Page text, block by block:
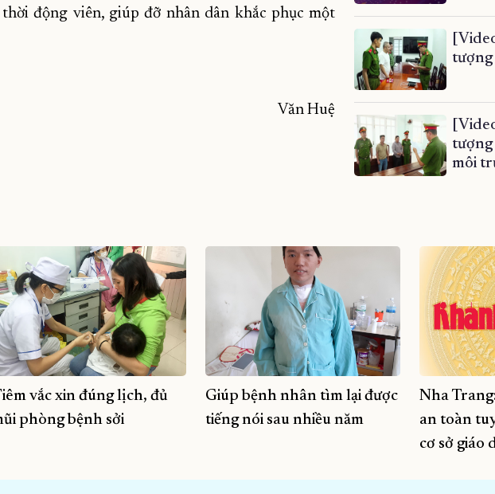
động viên, giúp đỡ nhân dân khắc phục một
Văn Huệ
tượng
tượng
môi
vắc xin đúng lịch, đủ
phòng bệnh sởi
Giúp bệnh nhân tìm lại được
tiếng nói sau nhiều năm
Nha
an toàn
cơ sở giáo